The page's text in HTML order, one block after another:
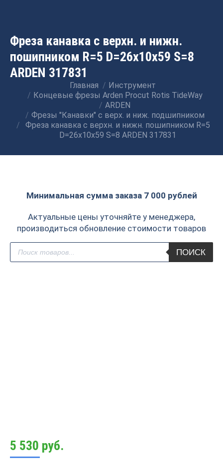
Фреза канавка с верхн. и нижн.
пошипником R=5 D=26x10x59 S=8
ARDEN 317831
Главная
Инструмент
Концевые фрезы Arden Procut Rotis TideWay
ARDEN
Фрезы "Канавки" с верх. и ниж. подшипником
Фреза канавка с верхн. и нижн. пошипником R=5
D=26x10x59 S=8 ARDEN 317831
Минимальная сумма заказа 7 000 рублей
Актуальные цены уточняйте у менеджера,
производиться обновление стоимости товаров
Поиск
товаров
ПОИСК
5 530 руб.